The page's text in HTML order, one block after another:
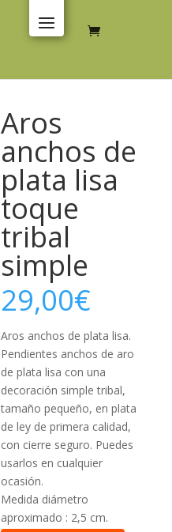
Aros
anchos de
plata lisa
toque
tribal
simple
29,00€
Aros anchos de plata lisa.
Pendientes anchos de aro
de plata lisa con una
decoración simple tribal,
tamaño pequeño, en plata
de ley de primera calidad,
con cierre seguro. Puedes
usarlos en cualquier
ocasión.
Medida diámetro
aproximado : 2,5 cm.